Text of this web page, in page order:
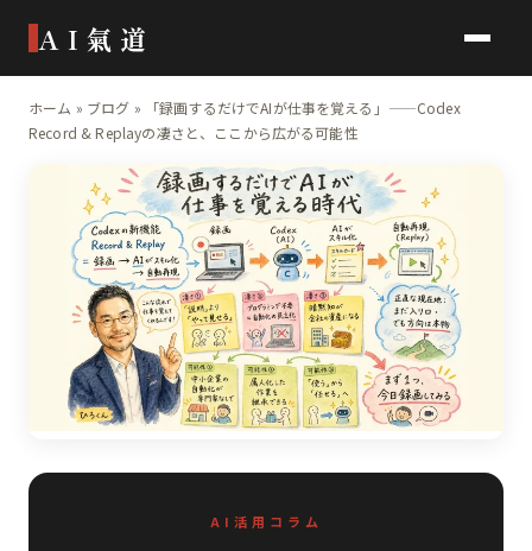
AI氣道
ホーム » ブログ »
「録画するだけでAIが仕事を覚える」——Codex
Record & Replayの凄さと、ここから広がる可能性
AI活用コラム